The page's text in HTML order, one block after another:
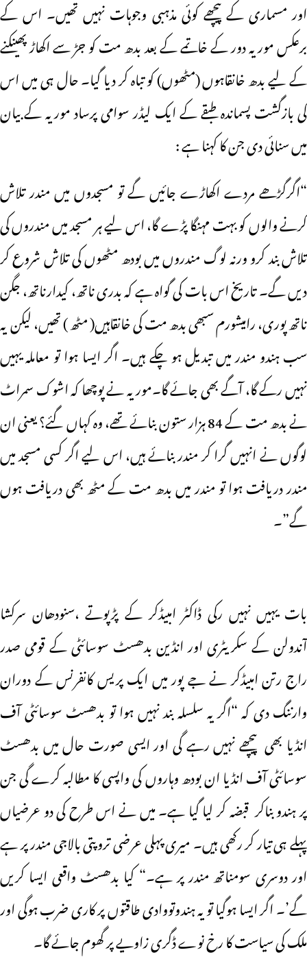
اور مسماری کے پیچھے کوئی مذہبی وجوہات نہیں تھیں۔ اس کے
برعکس موریہ دور کے خاتمے کے بعد بدھ مت کو جڑ سے اکھاڑ پھینکنے
کے لیے بدھ خانقاہوں (مٹھوں) کو تباہ کر دیا گیا۔ حال ہی میں اس
کی بازگشت پسماندہ طبقے کے ایک لیڈر سوامی پرساد موریہ کے بیان
میں سنائی دی جن کا کہنا ہے :
“اگرگڑھے مردے اکھاڑے جائیں گے تو مسجدوں میں مندر تلاش
کرنے والوں کو بہت مہنگا پڑے گا، اس لیے ہر مسجد میں مندروں کی
تلاش بند کرو ورنہ لوگ مندروں میں بودھ مٹھوں کی تلاش شروع کر
دیں گے۔ تاریخ اس بات کی گواہ ہے کہ بدری ناتھ، کیدارناتھ، جگن
ناتھ پوری، رامیشورم سبھی بدھ مت کی خانقاہیں( مٹھ ) تھیں، لیکن یہ
سب ہندو مندر میں تبدیل ہو چکے ہیں۔ اگر ایسا ہوا تو معاملہ یہیں
نہیں رکے گا، آگے بھی جائے گا۔موریہ نے پوچھا کہ اشوک سمراٹ
نے بدھ مت کے 84 ہزار ستون بنائے تھے، وہ کہاں گئے؟ یعنی ان
لوگوں نے انہیں گرا کر مندر بنائے ہیں، اس لیے اگر کسی مسجد میں
مندر دریافت ہوا تو مندر میں بدھ مت کے مٹھ بھی دریافت ہوں
گے”۔
بات یہیں نہیں رکی ڈاکٹر امبیڈکر کے پڑپوتے ،سنودھان سرکشا
آندولن کے سکریٹری اور انڈین بدھسٹ سوسائٹی کے قومی صدر
راج رتن امبیڈکر نے جے پور میں ایک پریس کانفرنس کے دوران
وارننگ دی کہ “اگر یہ سلسلہ بند نہیں ہوا تو بدھسٹ سوسائٹی آف
انڈیا بھی پیچھے نہیں رہے گی اور ایسی صورت حال میں بدھسٹ
سوسائٹی آف انڈیا ان بودھ وہاروں کی واپسی کا مطالبہ کرے گی جن
پر ہندو بناکر قبضہ کر لیا گیا ہے۔ میں نے اس طرح کی دو عرضیاں
پہلے ہی تیار کر رکھی ہیں۔ میری پہلی عرضی تروپتی بالاجی مندر پر ہے
اور دوسری سومناتھ مندر پر ہے۔“ کیا بدھسٹ واقعی ایسا کریں
گے’۔ اگر ایسا ہوگیا تو یہ ہندوتووادی طاقتوں پر کاری ضرب ہوگی اور
ملک کی سیاست کا رخ نوے ڈگری زاویے پر گھوم جائے گا۔